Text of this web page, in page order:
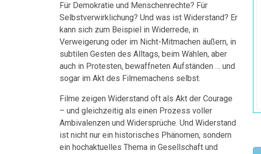
Für Demokratie und Menschenrechte? Für
Selbstverwirklichung? Und was ist Widerstand? Er
kann sich zum Beispiel in Widerrede, in
Verweigerung oder im Nicht-Mitmachen äußern, in
subtilen Gesten des Alltags, beim Wählen, aber
auch in Protesten, bewaffneten Aufständen … und
sogar im Akt des Filmemachens selbst.
Filme zeigen Widerstand oft als Akt der Courage
– und gleichzeitig als einen Prozess voller
Ambivalenzen und Widersprüche. Und Widerstand
ist nicht nur ein historisches Phänomen, sondern
ein hochaktuelles Thema in Gesellschaft und